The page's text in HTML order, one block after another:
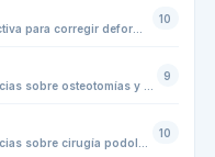
Subforo centrado en la cirugía reconstructiva para corregir deformidades complejas del pie. Incluye discusión sobre procedimientos quirúrgicos para reconstrucción de huesos y articulaciones, alineación del antepié y retropié, manejo de complicaciones, recuperación postoperatoria, rehabilitación funcional, uso de ortesis y calzado especializado, así como experiencias de pacientes y recomendaciones generales tras la cirugía
10
9
10